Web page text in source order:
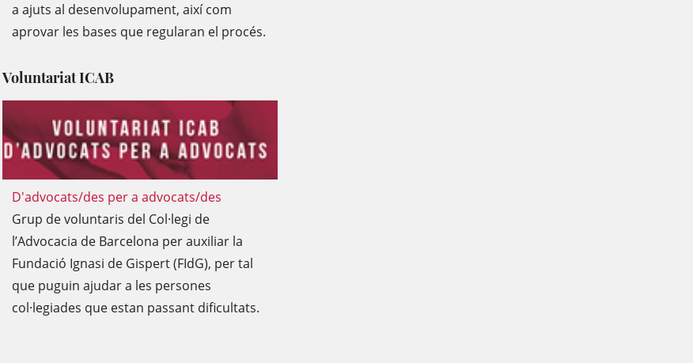
a ajuts al desenvolupament, així com
aprovar les bases que regularan el procés.
Voluntariat ICAB
D'advocats/des per a advocats/des
Grup de voluntaris del Col·legi de
l’Advocacia de Barcelona per auxiliar la
Fundació Ignasi de Gispert (FIdG), per tal
que puguin ajudar a les persones
col·legiades que estan passant dificultats.